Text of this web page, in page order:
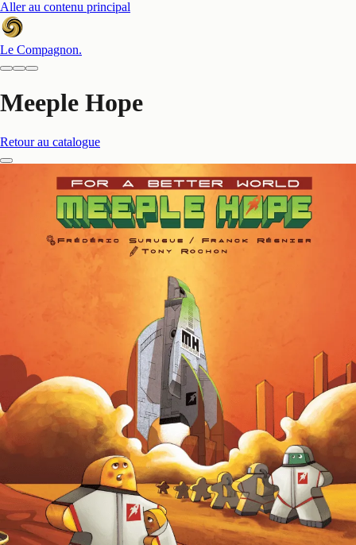
Aller au contenu principal
Le Compagnon.
Meeple Hope
Retour au catalogue